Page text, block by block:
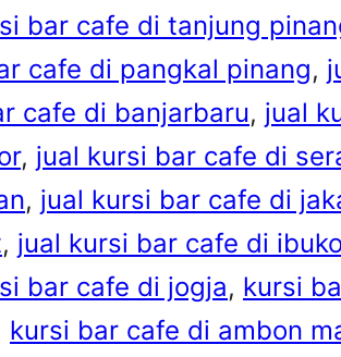
bar cafe di tanjung
cafe di pangkal pinang,
cafe di banjarbaru, jual
, jual kursi bar cafe di
, jual kursi bar cafe di
, jual kursi bar cafe di
bar cafe di jogja, kursi
kursi bar cafe di ambon